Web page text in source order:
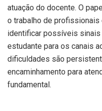
atuação do docente. O
o trabalho de profissionais
identificar possíveis
estudante para os canais
dificuldades são
encaminhamento para
fundamental.